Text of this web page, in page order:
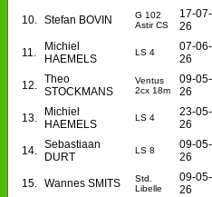
10. Stefan BOVIN
G 102
Astir CS
17-07-
26
11.
Michiel
HAEMELS
LS 4
07-06-
26
12. Theo
STOCKMANS
Ventus
2cx 18m
09-05-
26
13.
Michiel
HAEMELS
LS 4
23-05-
26
14. Sebastiaan
DURT
LS 8
09-05-
26
15. Wannes SMITS
Std.
Libelle
09-05-
26